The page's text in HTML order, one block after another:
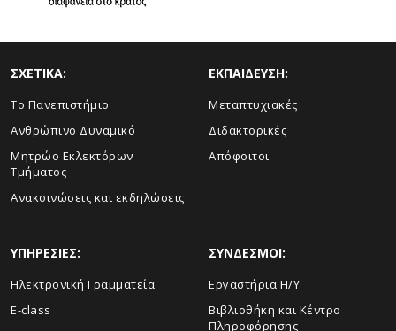
ΣΧΕΤΙΚΑ:
Το Πανεπιστήμιο
Ανθρώπινο Δυναμικό
Μητρώο Εκλεκτόρων
Τμήματος
Ανακοινώσεις και εκδηλώσεις
ΕΚΠΑΙΔΕΥΣΗ:
Μεταπτυχιακές
Διδακτορικές
Απόφοιτοι
ΥΠΗΡΕΣΙΕΣ:
Ηλεκτρονική Γραμματεία
E-class
ΣΥΝΔΕΣΜΟΙ:
Εργαστήρια Η/Υ
Βιβλιοθήκη και Κέντρο
Πληροφόρησης